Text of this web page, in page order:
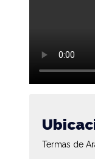
Termas de